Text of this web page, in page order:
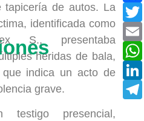
tapicería de autos. La
identificada como
S., presentaba
heridas de bala,
indica un acto de
grave.
testigo presencial,